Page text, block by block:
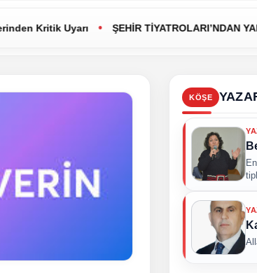
Uyarı • ŞEHİR TİYATROLARI’NDAN YARATICI
KÖŞE